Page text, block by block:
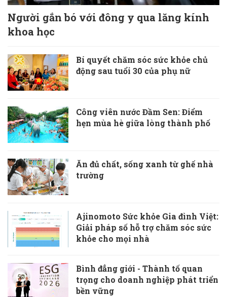
Người gắn bó với đông y qua lăng kính
khoa học
Bí quyết chăm sóc sức khỏe chủ
động sau tuổi 30 của phụ nữ
Công viên nước Đầm Sen: Điểm
hẹn mùa hè giữa lòng thành phố
Ăn đủ chất, sống xanh từ ghế nhà
trường
Ajinomoto Sức khỏe Gia đình Việt:
Giải pháp số hỗ trợ chăm sóc sức
khỏe cho mọi nhà
Bình đẳng giới - Thành tố quan
trọng cho doanh nghiệp phát triển
bền vững